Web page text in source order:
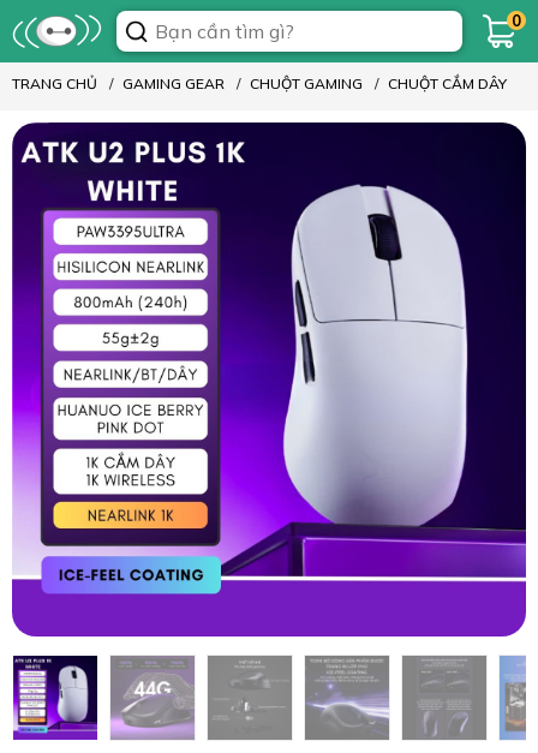
0
TRANG CHỦ GAMING GEAR CHUỘT GAMING CHUỘT CẮM DÂY